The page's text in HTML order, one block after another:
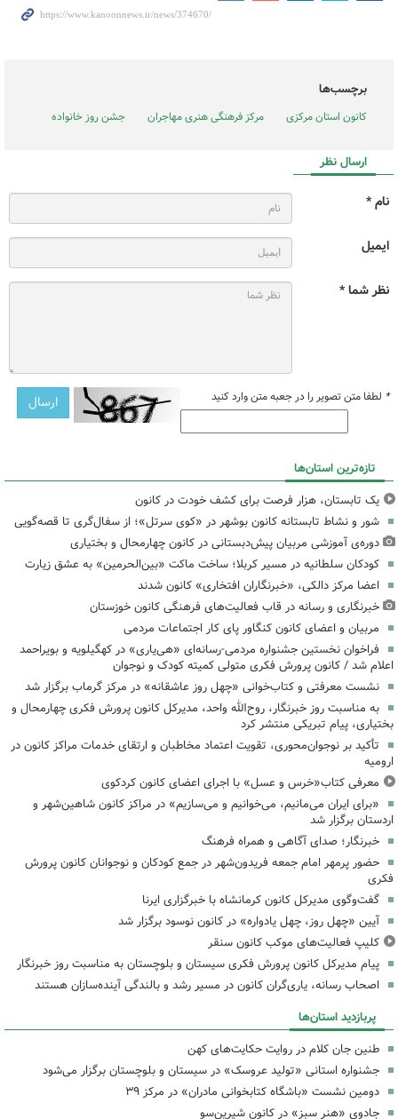
برچسب‌ها
کانون استان مرکزی مرکز فرهنگی هنری مهاجران جشن روز خانواده
ارسال نظر
نام *
ایمیل
نظر شما *
* لطفا متن تصویر را در جعبه متن وارد کنید
تازه‌ترین استان‌ها
یک تابستان، هزار فرصت برای کشف خودت در کانون
شور و نشاط تابستانه کانون بوشهر در «کوی سرتل»؛ از سفال‌گری تا قصه‌گویی
دوره‌ی آموزشی مربیان پیش‌دبستانی در کانون چهارمحال و بختیاری
کودکان سلطانیه در مسیر کربلا؛ ساخت ماکت «بین‌الحرمین» به عشق زیارت
اعضا مرکز دالکی، «خبرنگاران افتخاری» کانون شدند
خبرنگاری و رسانه در قاب فعالیت‌های فرهنگی کانون خوزستان
مربیان و اعضای کانون کنگاور پای کار اجتماعات مردمی
فراخوان نخستین جشنواره مردمی-رسانه‌ای «هی‌یاری» در کهگیلویه و بویراحمد
اعلام شد / کانون پرورش فکری متولی کمیته کودک و نوجوان
نشست معرفتی و کتاب‌خوانی «چهل روز عاشقانه» در مرکز گرماب برگزار شد
به مناسبت روز خبرنگار، روح‌الله واحد، مدیرکل کانون پرورش فکری چهارمحال و
بختیاری، پیام تبریکی منتشر کرد
تأکید بر نوجوان‌محوری، تقویت اعتماد مخاطبان و ارتقای خدمات مراکز کانون در
ارومیه
معرفی کتاب«خرس و عسل» با اجرای اعضای کانون کردکوی
«برای ایران می‌مانیم، می‌خوانیم و می‌سازیم» در مراکز کانون شاهین‌شهر و
اردستان برگزار شد
خبرنگار؛ صدای آگاهی و همراه فرهنگ
حضور پرمهر امام جمعه فریدون‌شهر در جمع کودکان و نوجوانان کانون پرورش
فکری
گفت‌وگوی مدیرکل کانون کرمانشاه با خبرگزاری ایرنا
آیین «چهل روز، چهل یادواره» در کانون نوسود برگزار شد
کلیپ فعالیت‌های موکب کانون سنقر
پیام مدیرکل کانون پرورش فکری سیستان و بلوچستان به مناسبت روز خبرنگار
اصحاب رسانه، یاری‌گران کانون در مسیر رشد و بالندگی آینده‌سازان هستند
پربازدید استان‌ها
طنین جان کلام در روایت حکایت‌های کهن
جشنواره استانی «تولید عروسک» در سیستان و بلوچستان برگزار می‌شود
دومین نشست «باشگاه کتابخوانی مادران» در مرکز ۳۹
جادوی «هنر سبز» در کانون شیرین‌سو